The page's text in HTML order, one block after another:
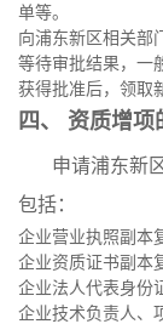
单等。
向浦东新区相关部
等待审批结果，一
获得批准后，领取
四、 资质增项
申请浦东新
包括：
企业营业执照副本
企业资质证书副本
企业法人代表身份
企业技术负责人、